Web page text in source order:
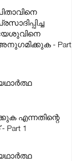
- Part
എന്നതിന്റെ
1